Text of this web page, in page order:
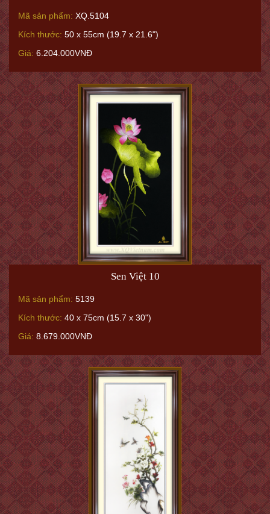
Mã sản phẩm: XQ.5104
Kích thước: 50 x 55cm (19.7 x 21.6")
Giá: 6.204.000VNĐ
Sen Việt 10
Mã sản phẩm: 5139
Kích thước: 40 x 75cm (15.7 x 30")
Giá: 8.679.000VNĐ